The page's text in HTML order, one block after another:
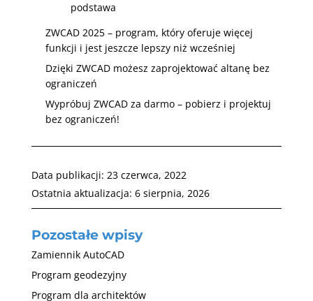
podstawa
ZWCAD 2025 – program, który oferuje więcej
funkcji i jest jeszcze lepszy niż wcześniej
Dzięki ZWCAD możesz zaprojektować altanę bez
ograniczeń
Wypróbuj ZWCAD za darmo – pobierz i projektuj
bez ograniczeń!
Data publikacji: 23 czerwca, 2022
Ostatnia aktualizacja: 6 sierpnia, 2026
Pozostałe wpisy
Zamiennik AutoCAD
Program geodezyjny
Program dla architektów